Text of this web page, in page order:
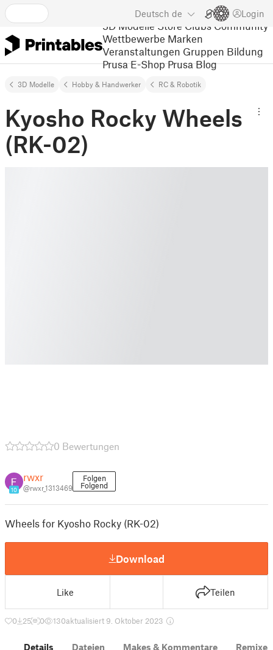
Deutsch de Login
3D Modelle Store Clubs Community
Wettbewerbe Marken
Veranstaltungen Gruppen Bildung
Prusa E-Shop Prusa Blog
3D Modelle Hobby & Handwerker RC & Robotik
Kyosho Rocky Wheels
(RK-02)
0 Bewertungen
10
rwxr
@rwxr_1313469
Folgen
Folgend
Wheels for Kyosho Rocky (RK-02)
Download
Like Teilen
0 25 0 130aktualisiert 9. Oktober 2023
Details Dateien Makes & Kommentare Remixe